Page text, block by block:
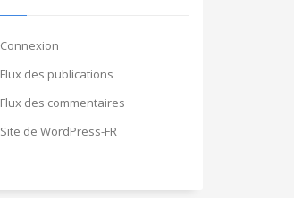
Connexion
Flux des publications
Flux des commentaires
Site de WordPress-FR